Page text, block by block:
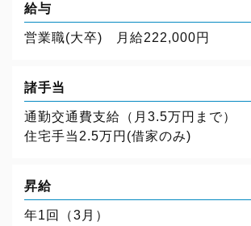
給与
営業職(大卒) 月給222,000円
諸手当
通勤交通費支給（月3.5万円まで）
住宅手当2.5万円(借家のみ)
昇給
年1回（3月）